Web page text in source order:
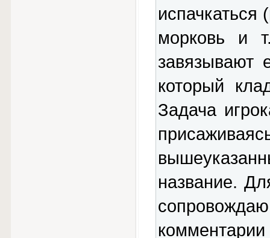
испачкаться
морковь и
завязывают
который
Задача
название.